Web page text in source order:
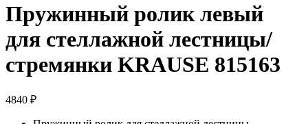
Пружинный ролик левый
для стеллажной лестницы/
стремянки KRAUSE 815163
4840 ₽